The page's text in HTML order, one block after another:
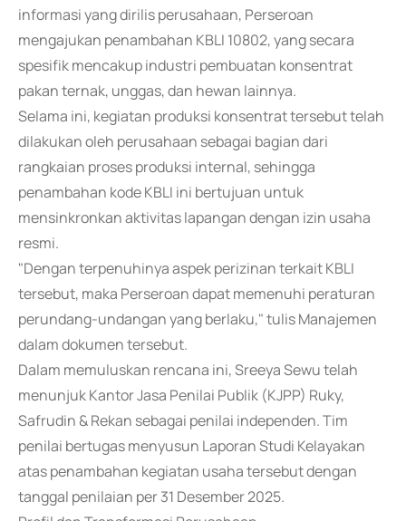
informasi yang dirilis perusahaan, Perseroan
mengajukan penambahan KBLI 10802, yang secara
spesifik mencakup industri pembuatan konsentrat
pakan ternak, unggas, dan hewan lainnya.
Selama ini, kegiatan produksi konsentrat tersebut telah
dilakukan oleh perusahaan sebagai bagian dari
rangkaian proses produksi internal, sehingga
penambahan kode KBLI ini bertujuan untuk
mensinkronkan aktivitas lapangan dengan izin usaha
resmi.
"Dengan terpenuhinya aspek perizinan terkait KBLI
tersebut, maka Perseroan dapat memenuhi peraturan
perundang-undangan yang berlaku," tulis Manajemen
dalam dokumen tersebut.
Dalam memuluskan rencana ini, Sreeya Sewu telah
menunjuk Kantor Jasa Penilai Publik (KJPP) Ruky,
Safrudin & Rekan sebagai penilai independen. Tim
penilai bertugas menyusun Laporan Studi Kelayakan
atas penambahan kegiatan usaha tersebut dengan
tanggal penilaian per 31 Desember 2025.